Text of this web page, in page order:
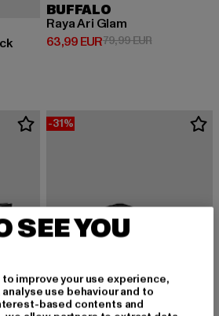
119,99 EUR
BUFFALO
Raya Ari Glam
63,99 EUR
Derzeitiger Preis: 63,99 EUR
79,99 EURAktionspreis:
-31%
SEE YOU
improve your use experience,
use behaviour and to
based contents and